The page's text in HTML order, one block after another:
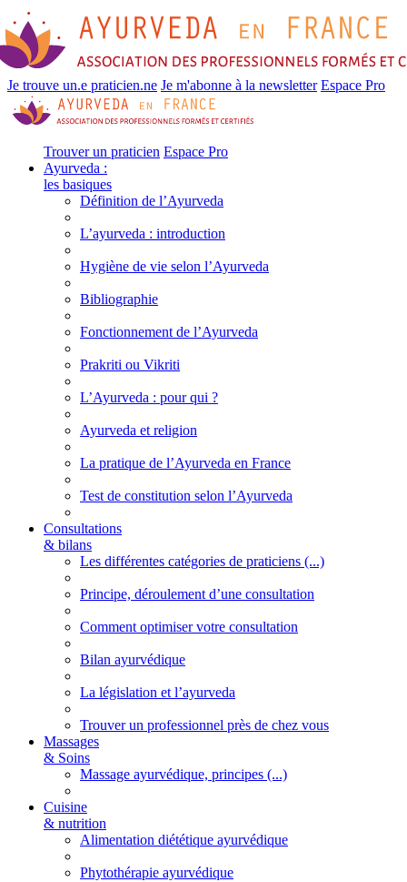
Je trouve un.e praticien.ne Je m'abonne à la newsletter Espace Pro
Trouver un praticien Espace Pro
Ayurveda :
les basiques
Définition de l’Ayurveda
L’ayurveda : introduction
Hygiène de vie selon l’Ayurveda
Bibliographie
Fonctionnement de l’Ayurveda
Prakriti ou Vikriti
L’Ayurveda : pour qui ?
Ayurveda et religion
La pratique de l’Ayurveda en France
Test de constitution selon l’Ayurveda
Consultations
& bilans
Les différentes catégories de praticiens (...)
Principe, déroulement d’une consultation
Comment optimiser votre consultation
Bilan ayurvédique
La législation et l’ayurveda
Trouver un professionnel près de chez vous
Massages
& Soins
Massage ayurvédique, principes (...)
Cuisine
& nutrition
Alimentation diététique ayurvédique
Phytothérapie ayurvédique